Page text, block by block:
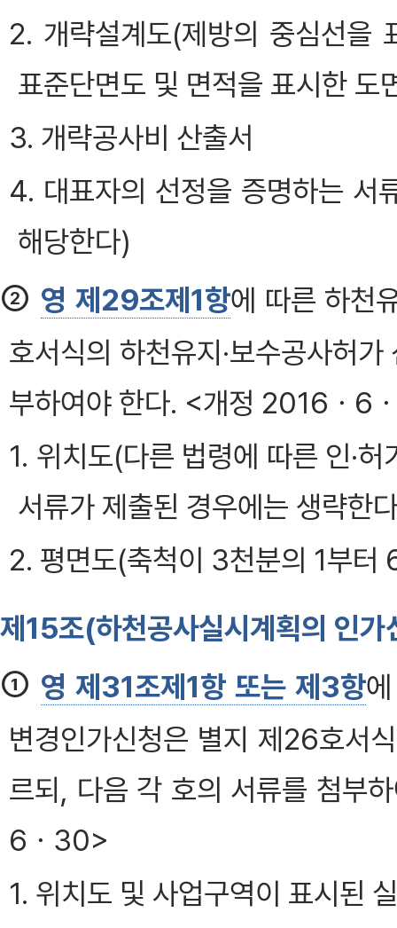
2. 개략설계도(제방의 중심선을
표준단면도 및 면적을 표시한 도
3. 개략공사비 산출서
4. 대표자의 선정을 증명하는 서
해당한다)
② 영 제29조제1항에 따른 하천
호서식의 하천유지·보수공사허
부하여야 한다. <개정 2016ㆍ6
1. 위치도(다른 법령에 따른 인·
서류가 제출된 경우에는 생략한
2. 평면도(축척이 3천분의 1부터
제15조(하천공사실시계획의 인가
① 영 제31조제1항 또는 제3항
변경인가신청은 별지 제26호서
르되, 다음 각 호의 서류를 첨부
6ㆍ30>
1. 위치도 및 사업구역이 표시된